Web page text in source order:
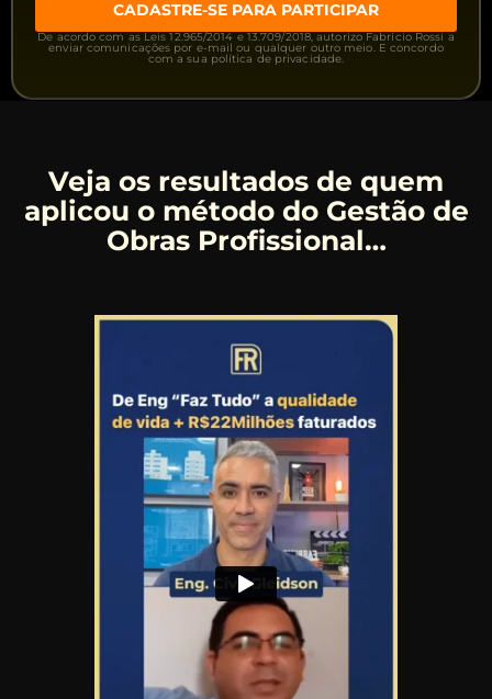
CADASTRE-SE PARA PARTICIPAR
De acordo com as Leis 12.965/2014 e 13.709/2018, autorizo Fabrício Rossi a
enviar comunicações por e-mail ou qualquer outro meio. E concordo
com a sua política de privacidade.
Veja os resultados de quem
aplicou o método do Gestão de
Obras Profissional…